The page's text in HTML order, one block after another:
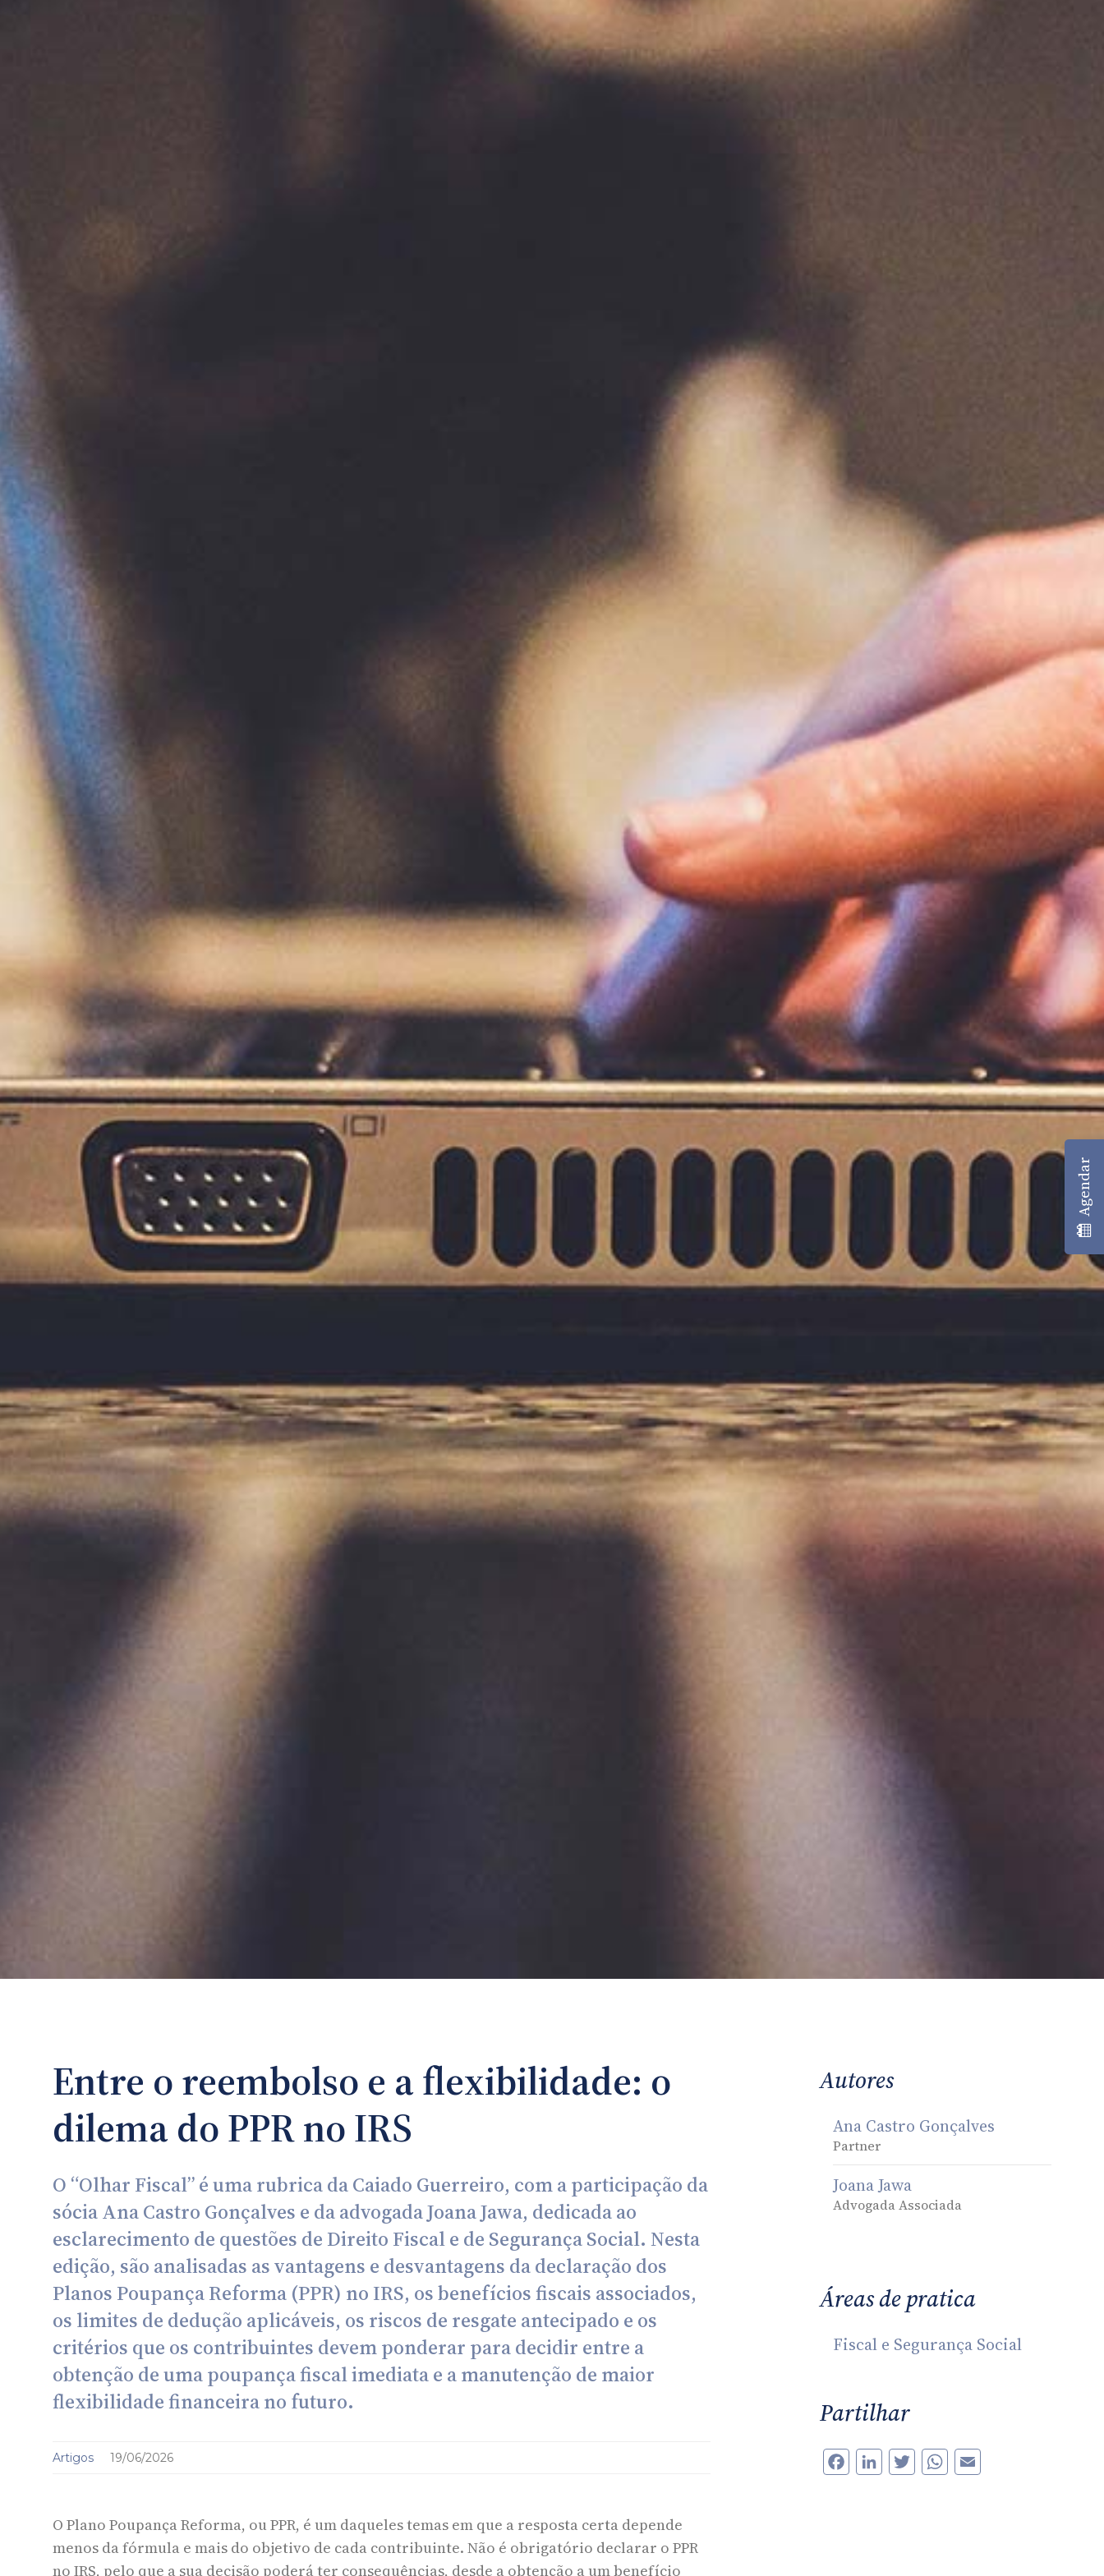
Entre o reembolso e a flexibilidade: o
dilema do PPR no IRS
O “Olhar Fiscal” é uma rubrica da Caiado Guerreiro, com a participação da
sócia Ana Castro Gonçalves e da advogada Joana Jawa, dedicada ao
esclarecimento de questões de Direito Fiscal e de Segurança Social. Nesta
edição, são analisadas as vantagens e desvantagens da declaração dos
Planos Poupança Reforma (PPR) no IRS, os benefícios fiscais associados,
os limites de dedução aplicáveis, os riscos de resgate antecipado e os
critérios que os contribuintes devem ponderar para decidir entre a
obtenção de uma poupança fiscal imediata e a manutenção de maior
flexibilidade financeira no futuro.
Artigos 19/06/2026
O Plano Poupança Reforma, ou PPR, é um daqueles temas em que a resposta certa depende
menos da fórmula e mais do objetivo de cada contribuinte. Não é obrigatório declarar o PPR
no IRS, pelo que a sua decisão poderá ter consequências, desde a obtenção a um benefício
Autores
Ana Castro Gonçalves
Partner
Joana Jawa
Advogada Associada
Áreas de pratica
Fiscal e Segurança Social
Partilhar
Facebook
LinkedIn
TwitterWhatsApp
Agendar